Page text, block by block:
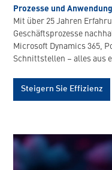
Prozesse und
Mit über 25 Jahren
Geschäftsprozesse
Microsoft Dynamics 365,
Schnittstellen – alles aus
Steigern Sie Effizienz